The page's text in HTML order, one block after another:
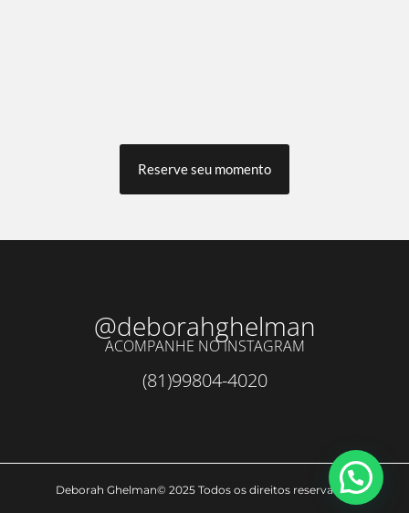
Reserve seu momento
@deborahghelman
ACOMPANHE NO INSTAGRAM
(81)99804-4020
Deborah Ghelman© 2025 Todos os direitos reservados